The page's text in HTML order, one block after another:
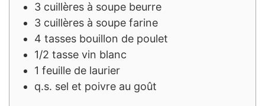
3 cuillères à soupe beurre
3 cuillères à soupe farine
4 tasses bouillon de poulet
1/2 tasse vin blanc
1 feuille de laurier
q.s. sel et poivre au goût